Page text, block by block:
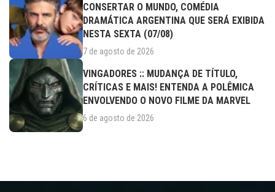
CONSERTAR O MUNDO, COMÉDIA
DRAMÁTICA ARGENTINA QUE SERÁ EXIBIDA
NESTA SEXTA (07/08)
7 de agosto de 2026
VINGADORES :: MUDANÇA DE TÍTULO,
CRÍTICAS E MAIS! ENTENDA A POLÊMICA
ENVOLVENDO O NOVO FILME DA MARVEL
6 de agosto de 2026